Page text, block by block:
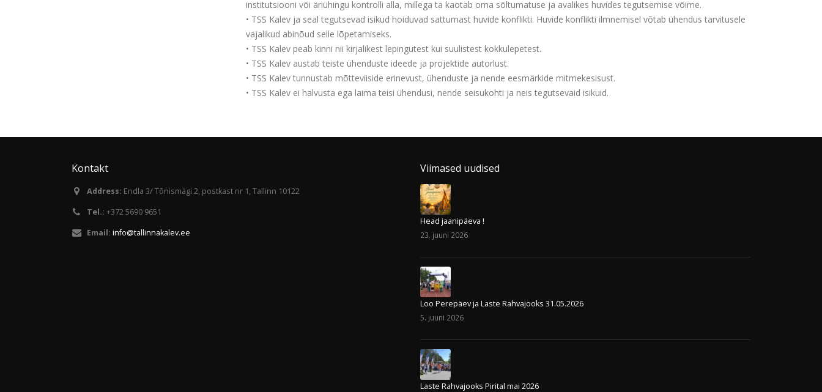
institutsiooni või äriühingu kontrolli alla, millega ta kaotab oma sõltumatuse ja avalikes huvides tegutsemise võime.
• TSS Kalev ja seal tegutsevad isikud hoiduvad sattumast huvide konflikti. Huvide konflikti ilmnemisel võtab ühendus tarvitusele
vajalikud abinõud selle lõpetamiseks.
• TSS Kalev peab kinni nii kirjalikest lepingutest kui suulistest kokkulepetest.
• TSS Kalev austab teiste ühenduste ideede ja projektide autorlust.
• TSS Kalev tunnustab mõtteviiside erinevust, ühenduste ja nende eesmärkide mitmekesisust.
• TSS Kalev ei halvusta ega laima teisi ühendusi, nende seisukohti ja neis tegutsevaid isikuid.
Kontakt
Address: Endla 3/ Tõnismägi 2, postkast nr 1, Tallinn 10122
Tel.: +372 5690 9651
Email: info@tallinnakalev.ee
Viimased uudised
Head jaanipäeva !
23. juuni 2026
Loo Perepäev ja Laste Rahvajooks 31.05.2026
5. juuni 2026
Laste Rahvajooks Pirital mai 2026